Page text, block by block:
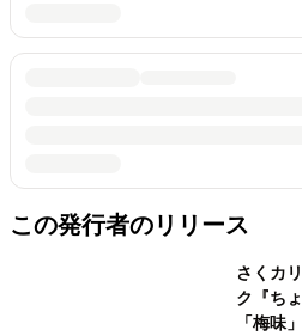
この発行者のリリース
さくカ
ク『ち
「梅味